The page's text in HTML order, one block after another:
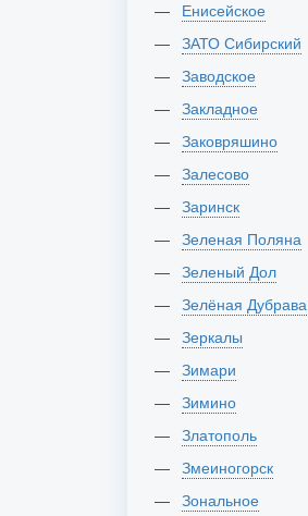
Енисейское
ЗАТО Сибирский
Заводское
Закладное
Заковряшино
Залесово
Заринск
Зеленая Поляна
Зеленый Дол
Зелёная Дубрава
Зеркалы
Зимари
Зимино
Златополь
Змеиногорск
Зональное